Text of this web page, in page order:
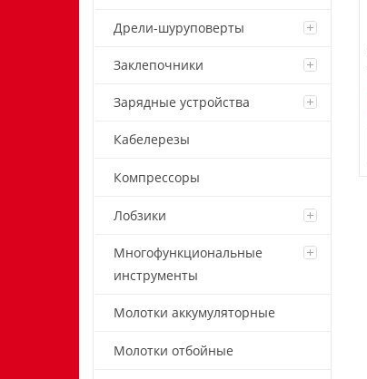
Дрели-шуруповерты
Заклепочники
Зарядные устройства
Кабелерезы
Компрессоры
Лобзики
Многофункциональные
инструменты
Молотки аккумуляторные
Молотки отбойные